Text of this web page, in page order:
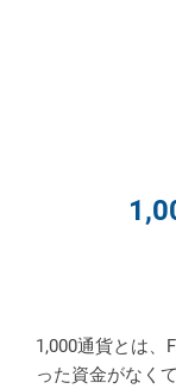
1,000通貨とは、
った資金がなく